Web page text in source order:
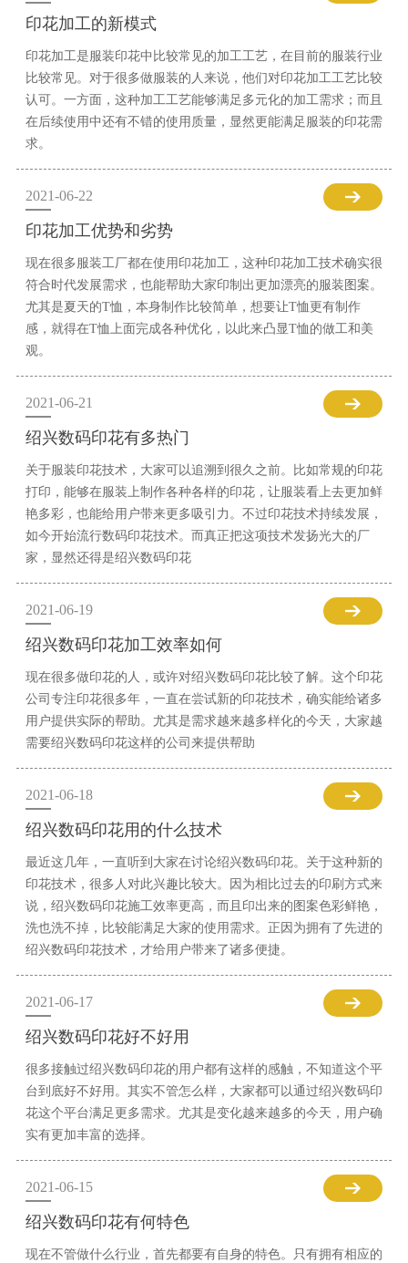
印花加工的新模式
印花加工是服装印花中比较常见的加工工艺，在目前的服装行业
比较常见。对于很多做服装的人来说，他们对印花加工工艺比较
认可。一方面，这种加工工艺能够满足多元化的加工需求；而且
在后续使用中还有不错的使用质量，显然更能满足服装的印花需
求。
2021-06-22
印花加工优势和劣势
现在很多服装工厂都在使用印花加工，这种印花加工技术确实很
符合时代发展需求，也能帮助大家印制出更加漂亮的服装图案。
尤其是夏天的T恤，本身制作比较简单，想要让T恤更有制作
感，就得在T恤上面完成各种优化，以此来凸显T恤的做工和美
观。
2021-06-21
绍兴数码印花有多热门
关于服装印花技术，大家可以追溯到很久之前。比如常规的印花
打印，能够在服装上制作各种各样的印花，让服装看上去更加鲜
艳多彩，也能给用户带来更多吸引力。不过印花技术持续发展，
如今开始流行数码印花技术。而真正把这项技术发扬光大的厂
家，显然还得是绍兴数码印花
2021-06-19
绍兴数码印花加工效率如何
现在很多做印花的人，或许对绍兴数码印花比较了解。这个印花
公司专注印花很多年，一直在尝试新的印花技术，确实能给诸多
用户提供实际的帮助。尤其是需求越来越多样化的今天，大家越
需要绍兴数码印花这样的公司来提供帮助
2021-06-18
绍兴数码印花用的什么技术
最近这几年，一直听到大家在讨论绍兴数码印花。关于这种新的
印花技术，很多人对此兴趣比较大。因为相比过去的印刷方式来
说，绍兴数码印花施工效率更高，而且印出来的图案色彩鲜艳，
洗也洗不掉，比较能满足大家的使用需求。正因为拥有了先进的
绍兴数码印花技术，才给用户带来了诸多便捷。
2021-06-17
绍兴数码印花好不好用
很多接触过绍兴数码印花的用户都有这样的感触，不知道这个平
台到底好不好用。其实不管怎么样，大家都可以通过绍兴数码印
花这个平台满足更多需求。尤其是变化越来越多的今天，用户确
实有更加丰富的选择。
2021-06-15
绍兴数码印花有何特色
现在不管做什么行业，首先都要有自身的特色。只有拥有相应的